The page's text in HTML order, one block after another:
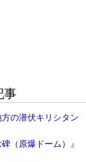
事
の潜伏キリシタン
（原爆ドーム）』